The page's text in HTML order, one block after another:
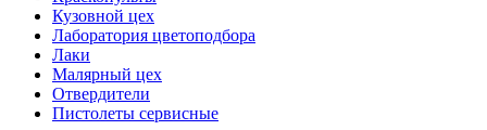
Кузовной цех
Лаборатория цветоподбора
Лаки
Малярный цех
Отвердители
Пистолеты сервисные